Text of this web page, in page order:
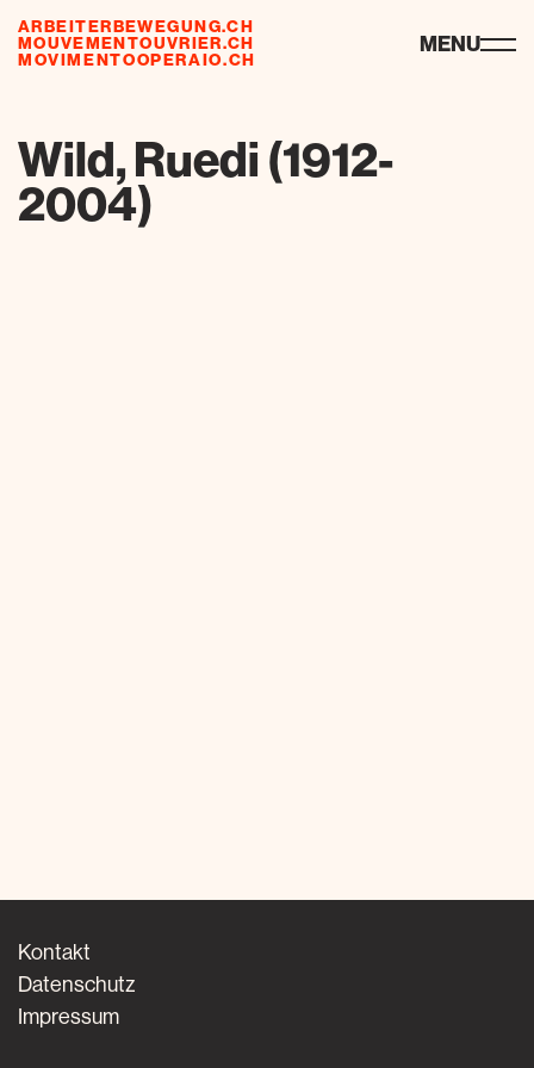
ARBEITERBEWEGUNG.CH
MOUVEMENTOUVRIER.CH
MOVIMENTOOPERAIO.CH
ressourcen MENU
Wild, Ruedi (1912-
2004)
Kontakt
Datenschutz
Impressum